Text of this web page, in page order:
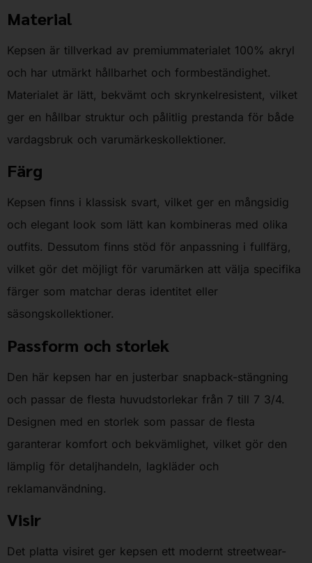
Material
Kepsen är tillverkad av premiummaterialet 100% akryl
och har utmärkt hållbarhet och formbeständighet.
Materialet är lätt, bekvämt och skrynkelresistent, vilket
ger en hållbar struktur och pålitlig prestanda för både
vardagsbruk och varumärkeskollektioner.
Färg
Kepsen finns i klassisk svart, vilket ger en mångsidig
och elegant look som lätt kan kombineras med olika
outfits. Dessutom finns stöd för anpassning i fullfärg,
vilket gör det möjligt för varumärken att välja specifika
färger som matchar deras identitet eller
säsongskollektioner.
Passform och storlek
Den här kepsen har en justerbar snapback-stängning
och passar de flesta huvudstorlekar från 7 till 7 3/4.
Designen med en storlek som passar de flesta
garanterar komfort och bekvämlighet, vilket gör den
lämplig för detaljhandeln, lagkläder och
reklamanvändning.
Visir
Det platta visiret ger kepsen ett modernt streetwear-